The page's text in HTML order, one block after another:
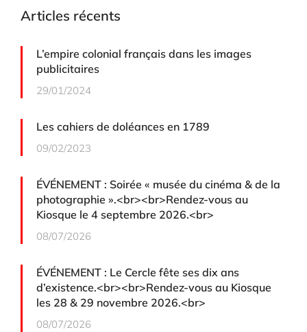
Articles récents
L’empire colonial français dans les images
publicitaires
29/01/2024
Les cahiers de doléances en 1789
09/02/2023
ÉVÉNEMENT : Soirée « musée du cinéma & de la
photographie ».<br><br>Rendez-vous au
Kiosque le 4 septembre 2026.<br>
08/07/2026
ÉVÉNEMENT : Le Cercle fête ses dix ans
d’existence.<br><br>Rendez-vous au Kiosque
les 28 & 29 novembre 2026.<br>
08/07/2026